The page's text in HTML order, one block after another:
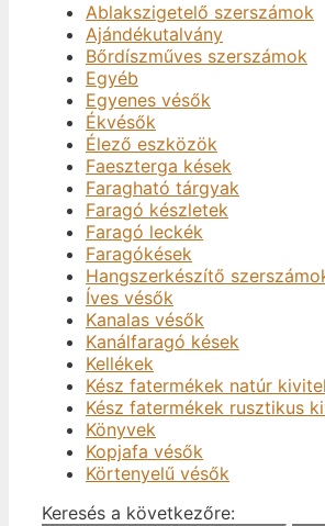
Ablakszigetelő szerszámok
Ajándékutalvány
Bőrdíszműves szerszámok
Egyéb
Egyenes vésők
Ékvésők
Élező eszközök
Faeszterga kések
Faragható tárgyak
Faragó készletek
Faragó leckék
Faragókések
Hangszerkészítő
Íves vésők
Kanalas vésők
Kanálfaragó kések
Kellékek
Kész fatermékek natúr
Kész fatermékek rusztikus
Könyvek
Kopjafa vésők
Körtenyelű vésők
Keresés a következőre: